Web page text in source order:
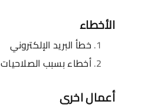
الأخطاء
خطأ البريد الإلكتروني
أخطاء بسبب الصلاحيات
أعمال اخرى